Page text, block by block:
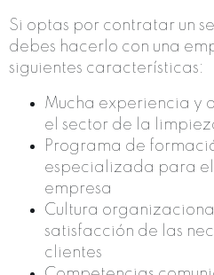
Si optas por contratar un
debes hacerlo con una
siguientes características:
Mucha experiencia y
el sector de la
Programa de
especializada para
empresa
Cultura
satisfacción de las
clientes